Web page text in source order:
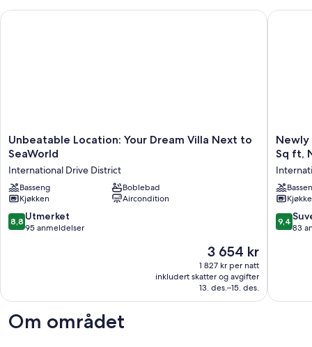
Unbeatable
Location:
Dream
Villa
Next
to
SeaWorld
Unbeatable Location: Your Dream Villa Next to
SeaWorld
International Drive District
Basseng
Boblebad
Kjøkken
Aircondition
8.8
av
8,8 Utmerket
95 anmeldelser
Prisen
er
3 654 kr
3 654 kr
1 827 kr per natt
inkludert skatter og avgifter
13. des.–15. des.
Unbeatable Location: Your Dream Villa Next to SeaWorld
Newly
Town
Home
7
in
2022,
1200
Newly
9.4
av
9,4
83
Newly
Om området